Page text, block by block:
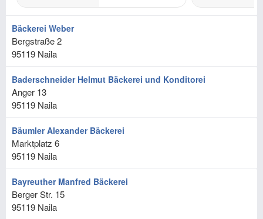
Bäckerei Weber
Bergstraße 2
95119 Naila
Baderschneider Helmut Bäckerei und Konditorei
Anger 13
95119 Naila
Bäumler Alexander Bäckerei
Marktplatz 6
95119 Naila
Bayreuther Manfred Bäckerei
Berger Str. 15
95119 Naila